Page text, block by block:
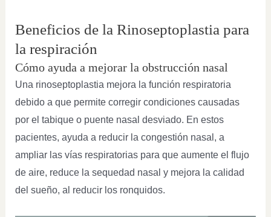
Beneficios de la Rinoseptoplastia para
la respiración
Cómo ayuda a mejorar la obstrucción nasal
Una rinoseptoplastia mejora la función respiratoria
debido a que permite corregir condiciones causadas
por el tabique o puente nasal desviado. En estos
pacientes, ayuda a reducir la congestión nasal, a
ampliar las vías respiratorias para que aumente el flujo
de aire, reduce la sequedad nasal y mejora la calidad
del sueño, al reducir los ronquidos.